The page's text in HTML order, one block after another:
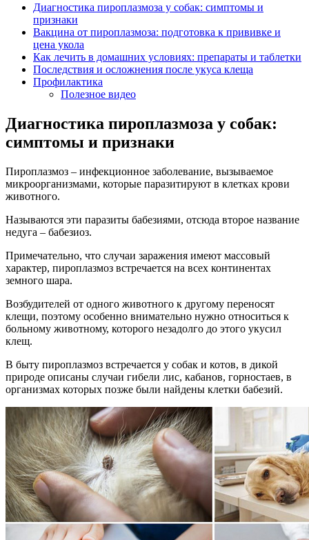
Диагностика пироплазмоза у собак: симптомы и
признаки
Вакцина от пироплазмоза: подготовка к прививке и
цена укола
Как лечить в домашних условиях: препараты и таблетки
Последствия и осложнения после укуса клеща
Профилактика
Полезное видео
Диагностика пироплазмоза у собак:
симптомы и признаки
Пироплазмоз – инфекционное заболевание, вызываемое
микроорганизмами, которые паразитируют в клетках крови
животного.
Называются эти паразиты бабезиями, отсюда второе название
недуга – бабезиоз.
Примечательно, что случаи заражения имеют массовый
характер, пироплазмоз встречается на всех континентах
земного шара.
Возбудителей от одного животного к другому переносят
клещи, поэтому особенно внимательно нужно относиться к
больному животному, которого незадолго до этого укусил
клещ.
В быту пироплазмоз встречается у собак и котов, в дикой
природе описаны случаи гибели лис, кабанов, горностаев, в
организмах которых позже были найдены клетки бабезий.